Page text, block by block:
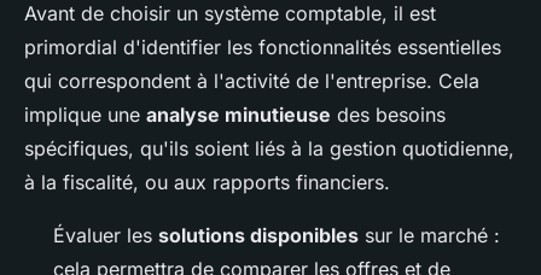
Avant de choisir un système comptable, il est
primordial d'identifier les fonctionnalités essentielles
qui correspondent à l'activité de l'entreprise. Cela
implique une analyse minutieuse des besoins
spécifiques, qu'ils soient liés à la gestion quotidienne,
à la fiscalité, ou aux rapports financiers.
Évaluer les solutions disponibles sur le marché :
cela permettra de comparer les offres et de